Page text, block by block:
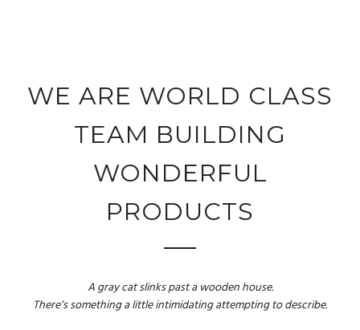
WE ARE WORLD CLASS
TEAM BUILDING
WONDERFUL
PRODUCTS
A gray cat slinks past a wooden house.
There’s something a little intimidating attempting to describe.